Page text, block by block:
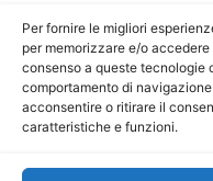
Per fornire le migliori
per memorizzare e/o
consenso a queste tecnologie
comportamento di
acconsentire o ritirare il
caratteristiche e funzioni.
Direttore
Direttore